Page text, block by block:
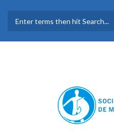
FORMULARIO DE
BÚSQUEDA